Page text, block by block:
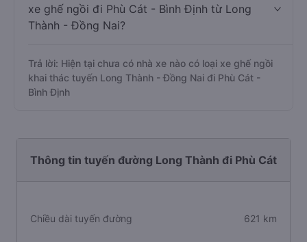
xe ghế ngồi đi Phù Cát - Bình Định từ Long
Thành - Đồng Nai?
Trả lời: Hiện tại chưa có nhà xe nào có loại xe ghế ngồi
khai thác tuyến Long Thành - Đồng Nai đi Phù Cát -
Bình Định
Thông tin tuyến đường Long Thành đi Phù Cát
Chiều dài tuyến đường 621 km